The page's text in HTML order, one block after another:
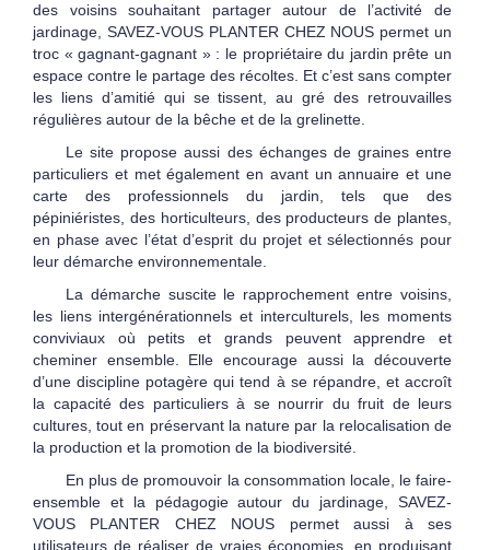
des voisins souhaitant partager autour de l’activité de
jardinage, SAVEZ-VOUS PLANTER CHEZ NOUS permet un
troc « gagnant-gagnant » : le propriétaire du jardin prête un
espace contre le partage des récoltes. Et c’est sans compter
les liens d’amitié qui se tissent, au gré des retrouvailles
régulières autour de la bêche et de la grelinette.
Le site propose aussi des échanges de graines entre
particuliers et met également en avant un annuaire et une
carte des professionnels du jardin, tels que des
pépiniéristes, des horticulteurs, des producteurs de plantes,
en phase avec l’état d’esprit du projet et sélectionnés pour
leur démarche environnementale.
La démarche suscite le rapprochement entre voisins,
les liens intergénérationnels et interculturels, les moments
conviviaux où petits et grands peuvent apprendre et
cheminer ensemble. Elle encourage aussi la découverte
d’une discipline potagère qui tend à se répandre, et accroît
la capacité des particuliers à se nourrir du fruit de leurs
cultures, tout en préservant la nature par la relocalisation de
la production et la promotion de la biodiversité.
En plus de promouvoir la consommation locale, le faire-
ensemble et la pédagogie autour du jardinage, SAVEZ-
VOUS PLANTER CHEZ NOUS permet aussi à ses
utilisateurs de réaliser de vraies économies, en produisant